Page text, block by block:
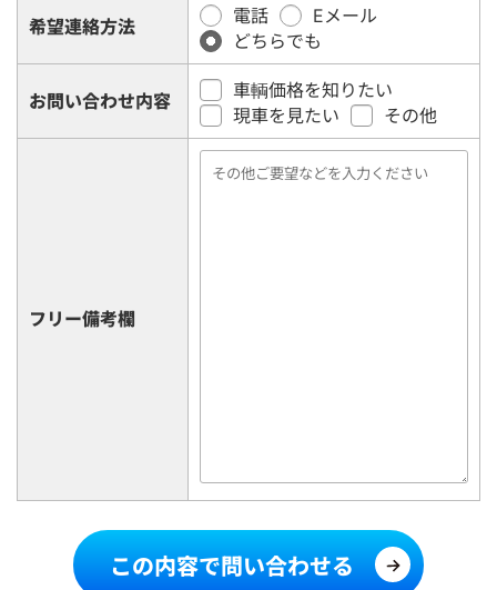
希望連絡方法
電話
Eメール
どちらでも
お問い合わせ内容
車輌価格を知りたい
現車を見たい
その他
フリー備考欄
この内容で問い合わせる